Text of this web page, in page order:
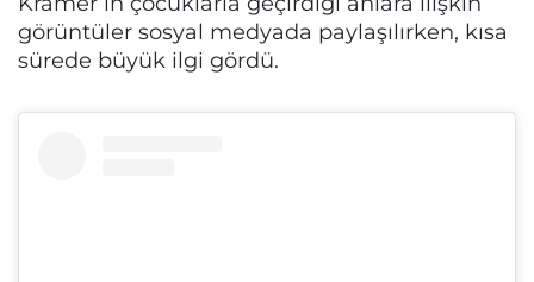
görüntüler sosyal medyada paylaşılırken, kısa
sürede büyük ilgi gördü.